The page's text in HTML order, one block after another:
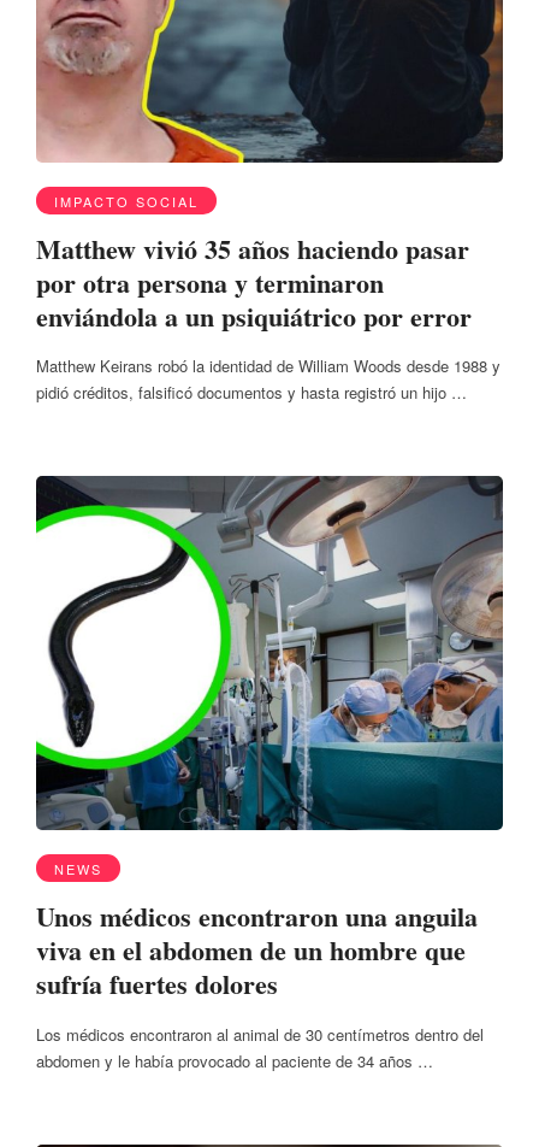
IMPACTO SOCIAL
Matthew vivió 35 años haciendo pasar
por otra persona y terminaron
enviándola a un psiquiátrico por error
Matthew Keirans robó la identidad de William Woods desde 1988 y
pidió créditos, falsificó documentos y hasta registró un hijo …
NEWS
Unos médicos encontraron una anguila
viva en el abdomen de un hombre que
sufría fuertes dolores
Los médicos encontraron al animal de 30 centímetros dentro del
abdomen y le había provocado al paciente de 34 años …